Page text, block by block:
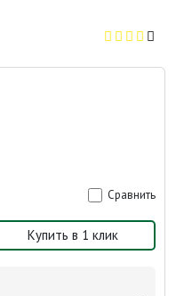
Сравнить
Купить в 1 клик